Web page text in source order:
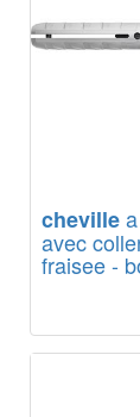
chevillea
avec
fraisee -